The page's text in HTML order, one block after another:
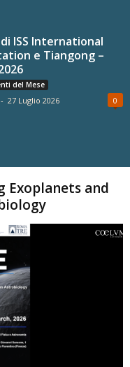
ISS International
e Tiangong –
del Mese
- 27 Luglio 2026 0
Exoplanets and